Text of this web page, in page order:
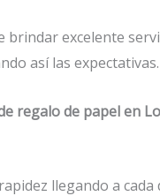
excelente
así las expectativas.
regalo de papel en
llegando a cada